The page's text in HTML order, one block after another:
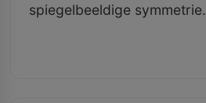
spiegelbeeldige symmetrie.